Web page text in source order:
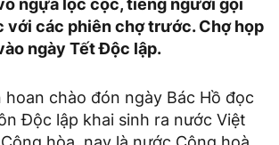
ngựa lộc cộc, tiếng người gọi
với các phiên chợ trước. Chợ họp
ngày Tết Độc lập.
hoan chào đón ngày Bác Hồ đọc
Độc lập khai sinh ra nước Việt